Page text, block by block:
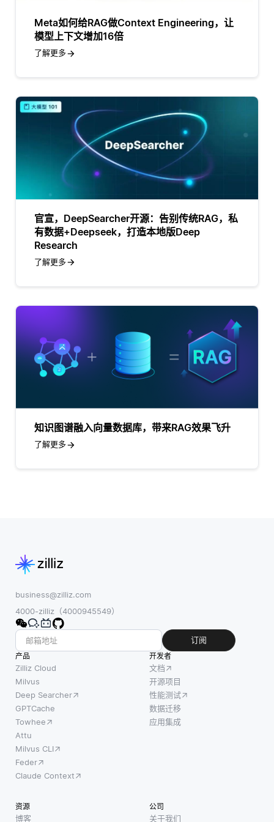
Meta如何给RAG做Context Engineering，让
模型上下文增加16倍
了解更多
官宣，DeepSearcher开源：告别传统RAG，私
有数据+Deepseek，打造本地版Deep
Research
了解更多
知识图谱融入向量数据库，带来RAG效果飞升
了解更多
business@zilliz.com
4000-zilliz（4000945549）
订阅
产品
Zilliz Cloud
Milvus
Deep Searcher
GPTCache
Towhee
Attu
Milvus CLI
Feder
Claude Context
开发者
文档
开源项目
性能测试
数据迁移
应用集成
资源
博客
公司
关于我们